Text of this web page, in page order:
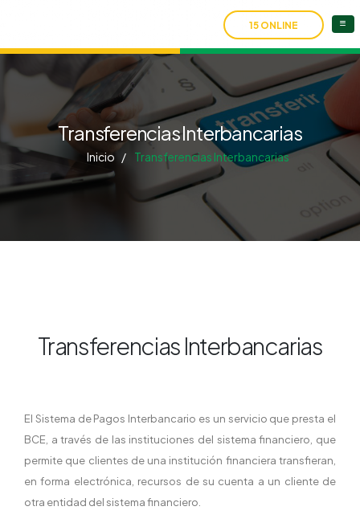
15 ONLINE
Transferencias Interbancarias
Inicio Transferencias Interbancarias
Transferencias Interbancarias
El Sistema de Pagos Interbancario es un servicio que presta el
BCE, a través de las instituciones del sistema financiero, que
permite que clientes de una institución financiera transfieran,
en forma electrónica, recursos de su cuenta a un cliente de
otra entidad del sistema financiero.